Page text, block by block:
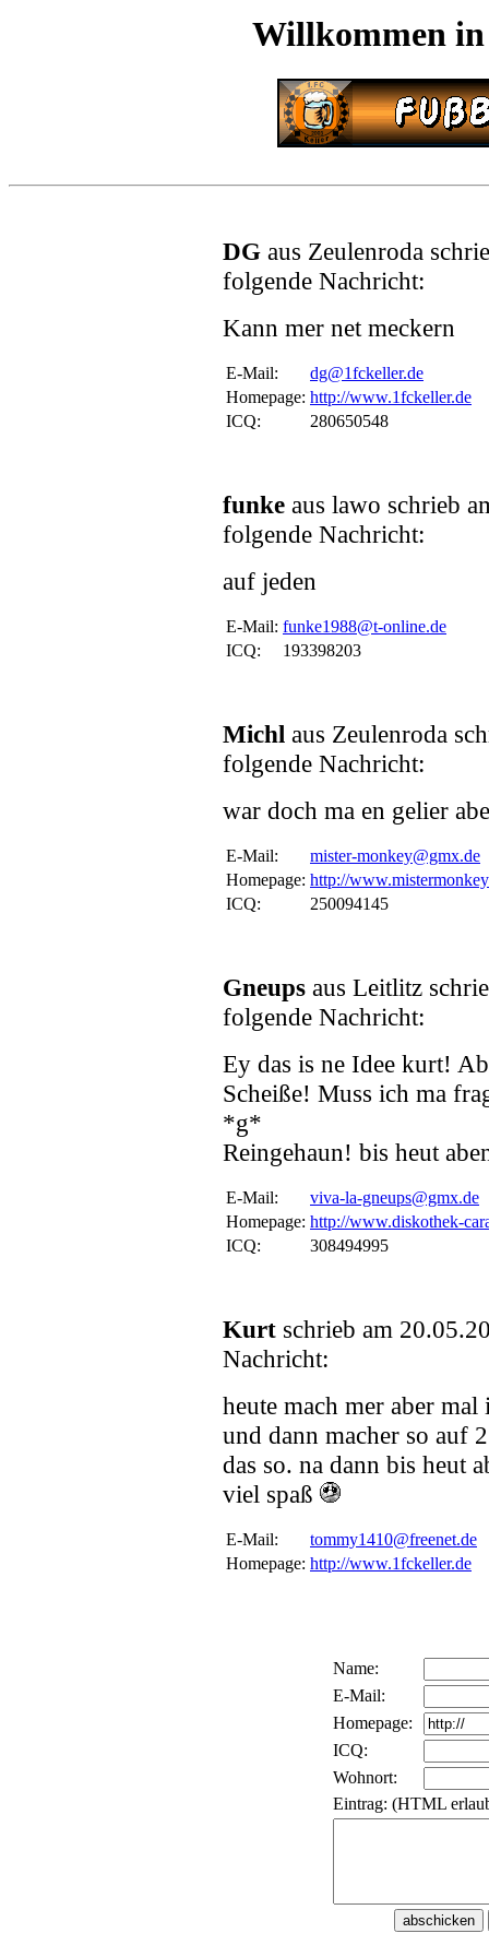
Willkommen
DG aus Zeulenroda
folgende Nachricht:
Kann mer net meckern
E-Mail:
dg@1fckeller.de
Homepage: http://www.1fckeller.de
ICQ:
280650548
funke aus lawo schrieb
folgende Nachricht:
auf jeden
E-Mail: funke1988@t-online.de
ICQ:
193398203
Michl aus Zeulenroda
folgende Nachricht:
war doch ma en gelier
E-Mail:
mister-monkey@gmx.de
Homepage: http://
ICQ:
250094145
Gneups aus Leitlitz
folgende Nachricht:
Ey das is ne Idee kurt!
Scheiße! Muss ich ma
*g*
Reingehaun! bis heut
E-Mail:
viva-la-gneups@gmx.de
Homepage: http://www.diskothek-
ICQ:
308494995
Kurt schrieb am
Nachricht:
heute mach mer aber
und dann macher so auf
das so. na dann bis heut
viel spaß
E-Mail:
tommy1410@freenet.de
Homepage: http://www.1fckeller.de
Name:
E-Mail:
Homepage:
ICQ:
Wohnort:
Eintrag: (HTML